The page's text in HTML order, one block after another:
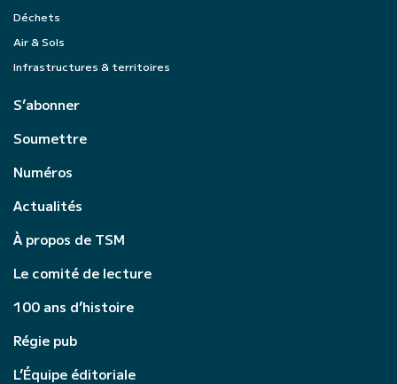
Déchets
Air & Sols
Infrastructures & territoires
S’abonner
Soumettre
Numéros
Actualités
À propos de TSM
Le comité de lecture
100 ans d’histoire
Régie pub
L’Équipe éditoriale